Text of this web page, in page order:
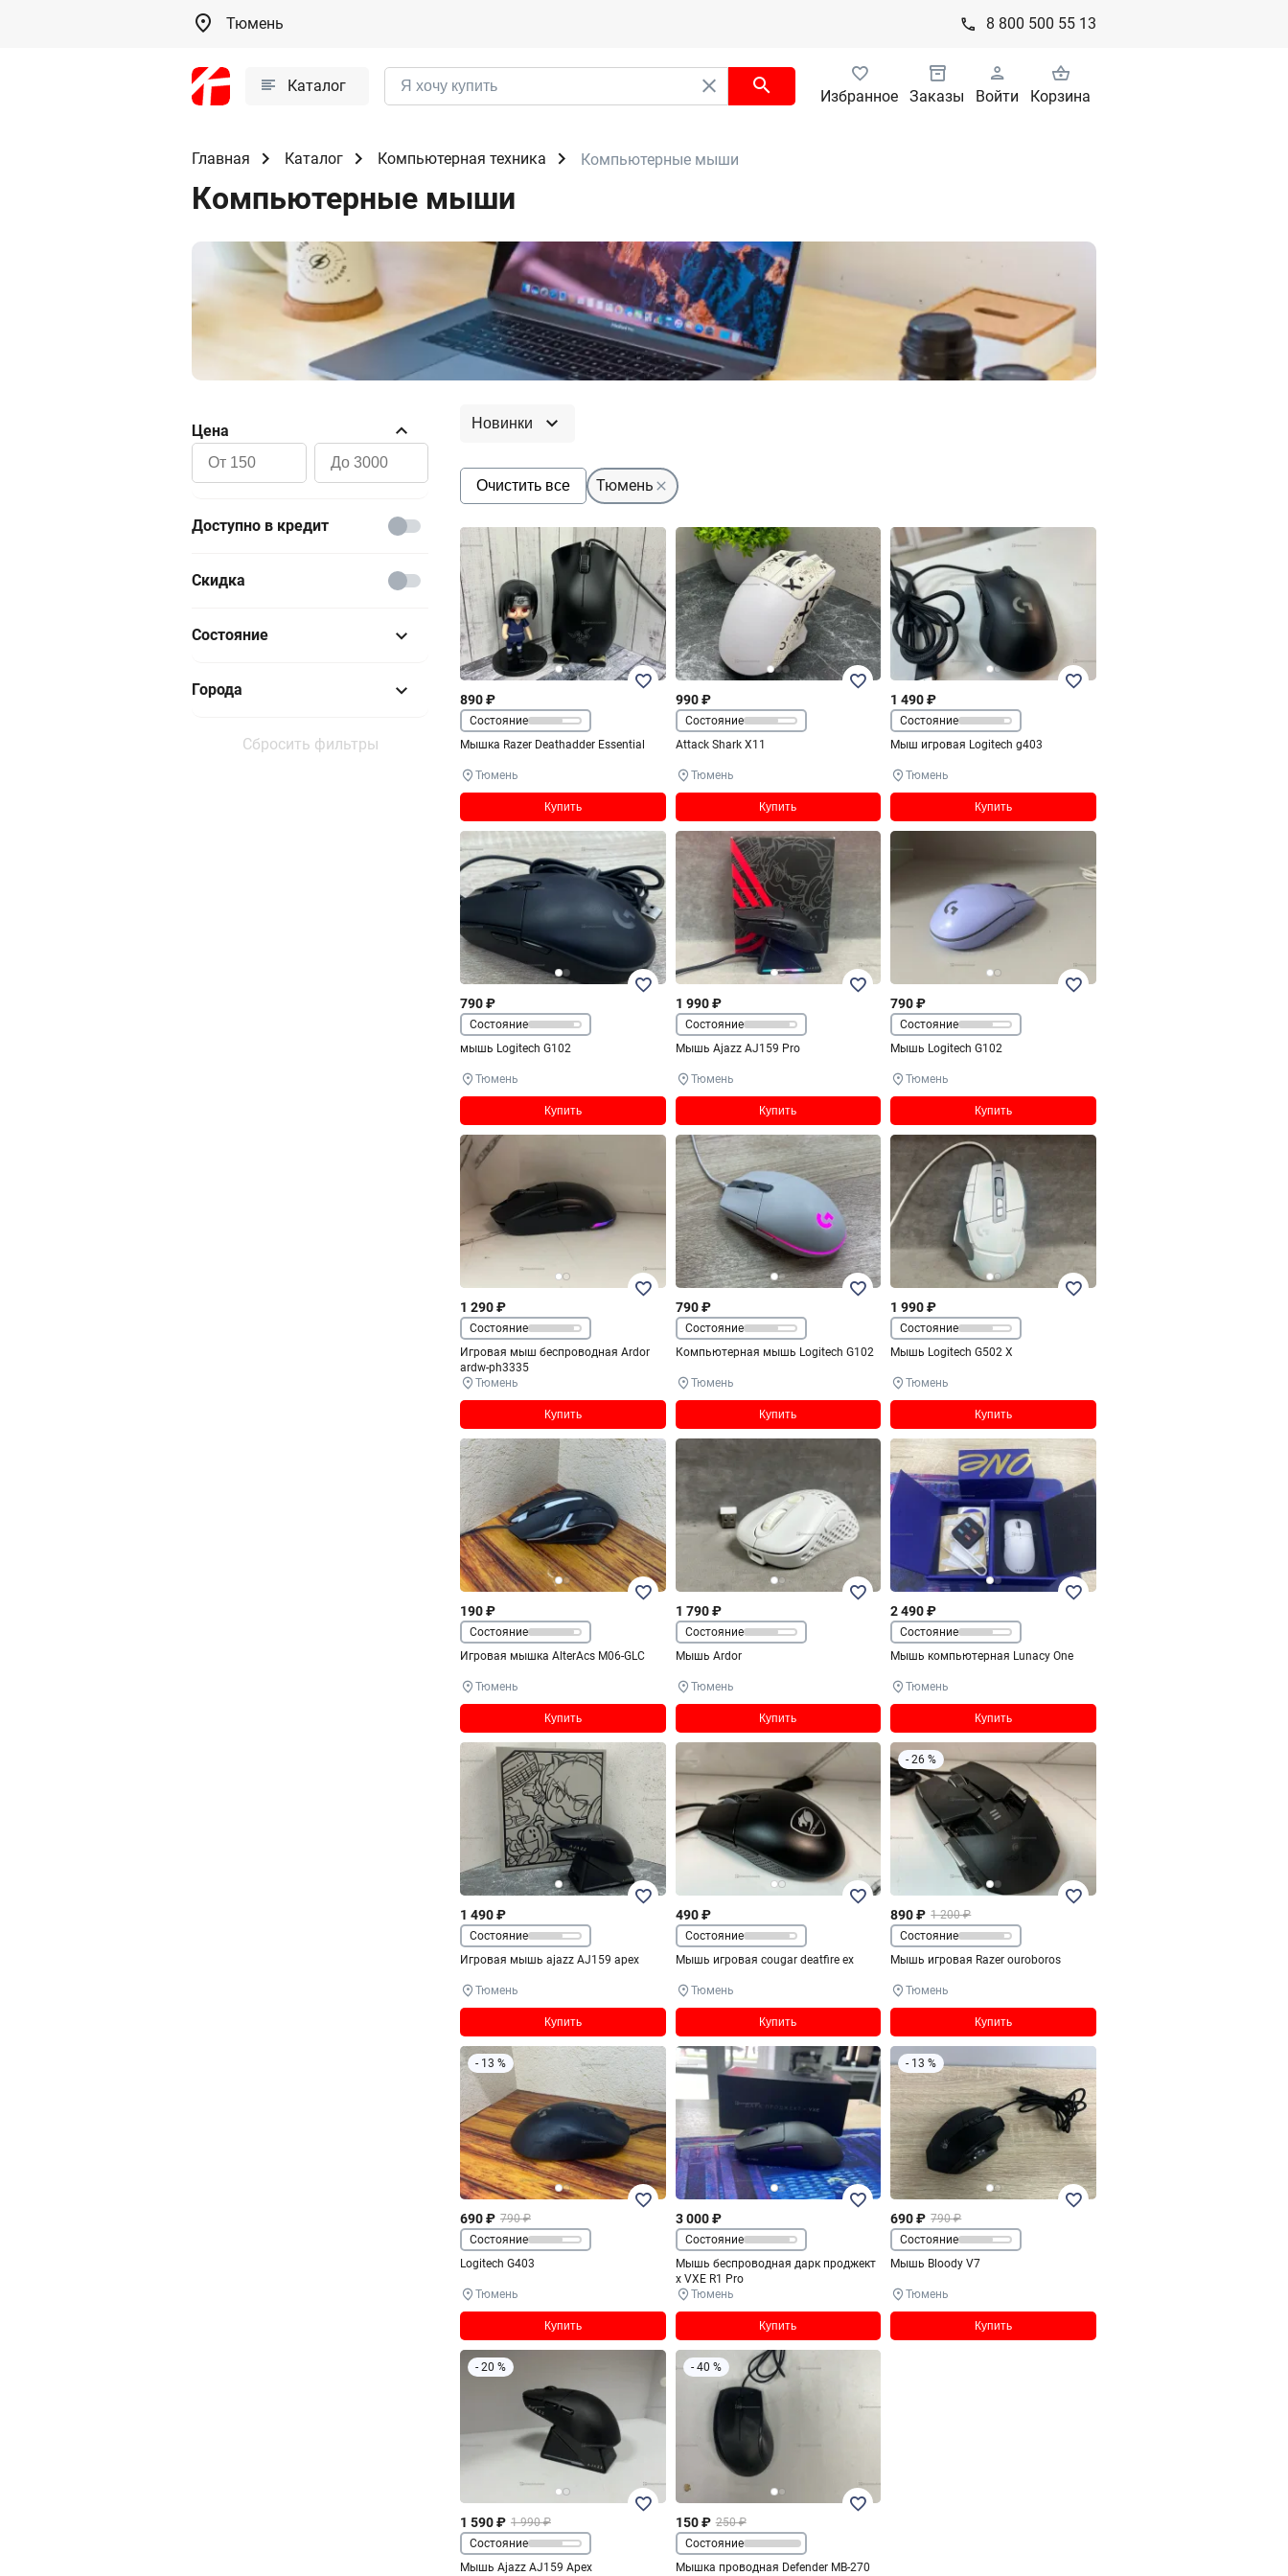
Тюмень 8 800 500 55 13
Каталог
Избранное Заказы Войти Корзина
Главная Каталог Компьютерная техника Компьютерные мыши
Компьютерные мыши
Цена
Доступно в кредит
Скидка
Состояние
Новый
Города
Тюмень
Сбросить фильтры
Новинки
Очистить все Тюмень
890 ₽
Состояние
Мышка Razer Deathadder Essential
Тюмень
Купить
990 ₽
Состояние
Attack Shark X11
Тюмень
Купить
1 490 ₽
Состояние
Мыш игровая Logitech g403
Тюмень
Купить
790 ₽
Состояние
мышь Logitech G102
Тюмень
Купить
1 990 ₽
Состояние
Мышь Ajazz AJ159 Pro
Тюмень
Купить
790 ₽
Состояние
Мышь Logitech G102
Тюмень
Купить
1 290 ₽
Состояние
Игровая мыш беспроводная Ardor
ardw-ph3335
Тюмень
Купить
790 ₽
Состояние
Компьютерная мышь Logitech G102
Тюмень
Купить
1 990 ₽
Состояние
Мышь Logitech G502 X
Тюмень
Купить
190 ₽
Состояние
Игровая мышка AlterAcs M06-GLC
Тюмень
Купить
1 790 ₽
Состояние
Мышь Ardor
Тюмень
Купить
2 490 ₽
Состояние
Мышь компьютерная Lunacy One
Тюмень
Купить
1 490 ₽
Состояние
Игровая мышь ajazz AJ159 apex
Тюмень
Купить
490 ₽
Состояние
Мышь игровая cougar deatfire ex
Тюмень
Купить
- 26 %
890 ₽ 1 200 ₽
Состояние
Мышь игровая Razer ouroboros
Тюмень
Купить
- 13 %
690 ₽ 790 ₽
Состояние
Logitech G403
Тюмень
Купить
3 000 ₽
Состояние
Мышь беспроводная дарк проджект
x VXE R1 Pro
Тюмень
Купить
- 13 %
690 ₽ 790 ₽
Состояние
Мышь Bloody V7
Тюмень
Купить
- 20 %
1 590 ₽ 1 990 ₽
Состояние
Мышь Ajazz AJ159 Apex
- 40 %
150 ₽ 250 ₽
Состояние
Мышка проводная Defender MB-270